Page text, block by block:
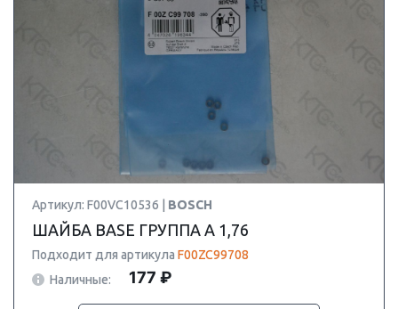
Артикул: F00VC10536 | BOSCH
ШАЙБА BASE ГРУППА A 1,76
Подходит для артикула F00ZC99708
Наличные:
177 ₽